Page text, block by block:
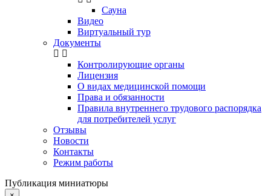
Сауна
Видео
Виртуальный тур
Документы
Контролирующие органы
Лицензия
О видах медицинской помощи
Права и обязанности
Правила внутреннего трудового распорядка
для потребителей услуг
Отзывы
Новости
Контакты
Режим работы
Публикация миниатюры